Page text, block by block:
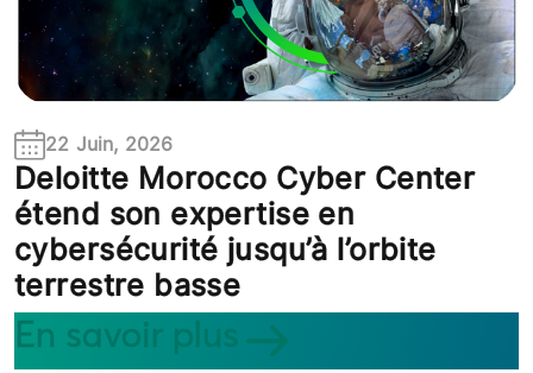
22 Juin, 2026
Deloitte Morocco Cyber Center
étend son expertise en
cybersécurité jusqu’à l’orbite
terrestre basse
En savoir plus